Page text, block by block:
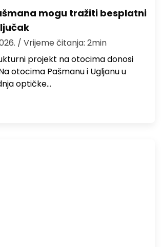
mogu tražiti besplatni
/ Vrijeme čitanja: 2min
projekt na otocima donosi
otocima Pašmanu i Ugljanu u
optičke…